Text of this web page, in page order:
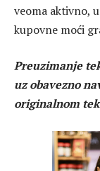
veoma aktivno,
kupovne moći
Preuzimanje
uz obavezno
originalnom